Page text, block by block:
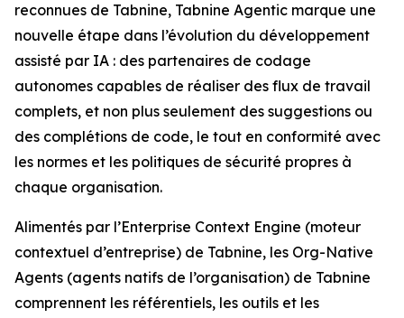
reconnues de Tabnine, Tabnine Agentic marque une
nouvelle étape dans l’évolution du développement
assisté par IA : des partenaires de codage
autonomes capables de réaliser des flux de travail
complets, et non plus seulement des suggestions ou
des complétions de code, le tout en conformité avec
les normes et les politiques de sécurité propres à
chaque organisation.
Alimentés par l’Enterprise Context Engine (moteur
contextuel d’entreprise) de Tabnine, les Org-Native
Agents (agents natifs de l’organisation) de Tabnine
comprennent les référentiels, les outils et les